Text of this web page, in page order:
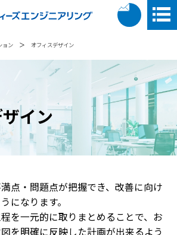
ョン ＞ オフィスデザイン
イン
点・問題点が把握でき、改善に向け
になります。
を一元的に取りまとめることで、お
を明確に反映した計画が出来るよう